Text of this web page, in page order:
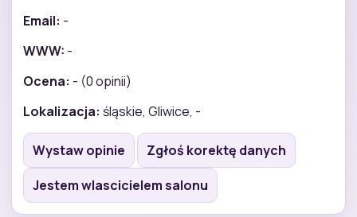
Email: -
WWW: -
Ocena: - (0 opinii)
Lokalizacja: śląskie, Gliwice, -
Wystaw opinie
Zgłoś korektę danych
Jestem wlascicielem salonu